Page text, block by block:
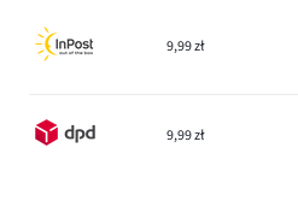
9,99 zł
9,99 zł